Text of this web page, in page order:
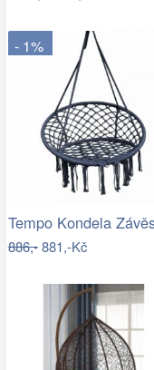
- 1%
886,-881,-Kč